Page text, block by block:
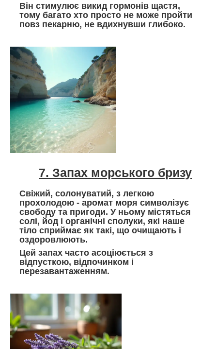
Він стимулює викид гормонів щастя,
тому багато хто просто не може пройти
повз пекарню, не вдихнувши глибоко.
7. Запах морського бризу
Свіжий, солонуватий, з легкою
прохолодою - аромат моря символізує
свободу та пригоди. У ньому містяться
солі, йод і органічні сполуки, які наше
тіло сприймає як такі, що очищають і
оздоровлюють.
Цей запах часто асоціюється з
відпусткою, відпочинком і
перезавантаженням.